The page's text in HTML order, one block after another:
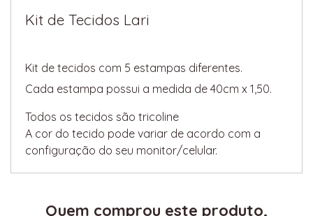
Kit de Tecidos Lari
Kit de tecidos com 5 estampas diferentes.
Cada estampa possui a medida de 40cm x 1,50.
Todos os tecidos são tricoline
A cor do tecido pode variar de acordo com a
configuração do seu monitor/celular.
Quem comprou este produto,